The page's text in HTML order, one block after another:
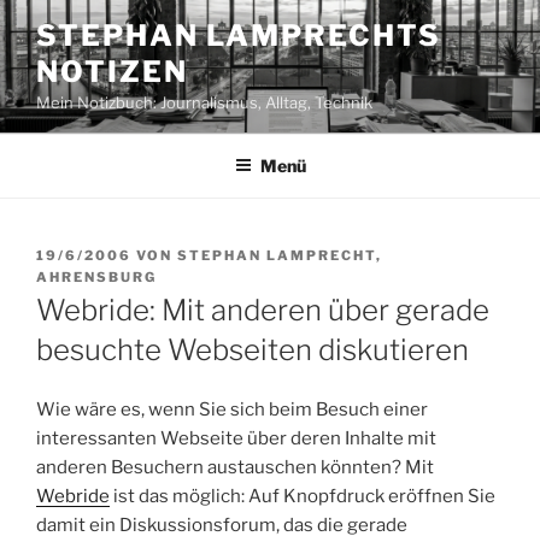
Zum
Inhalt
springen
STEPHAN LAMPRECHTS
NOTIZEN
Mein Notizbuch: Journalismus, Alltag, Technik
Menü
VERÖFFENTLICHT
AM
19/6/2006 VON STEPHAN LAMPRECHT,
AHRENSBURG
Webride: Mit anderen über gerade
besuchte Webseiten diskutieren
Wie wäre es, wenn Sie sich beim Besuch einer
interessanten Webseite über deren Inhalte mit
anderen Besuchern austauschen könnten? Mit
Webride ist das möglich: Auf Knopfdruck eröffnen Sie
damit ein Diskussionsforum, das die gerade